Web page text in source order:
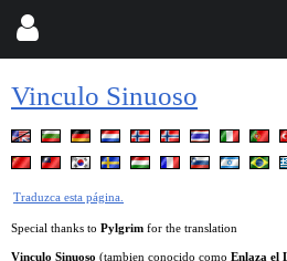
Vinculo Sinuoso
Traduzca esta página.
Special thanks to Pylgrim for the translation
Vinculo Sinuoso (tambien conocido como Enlaza el